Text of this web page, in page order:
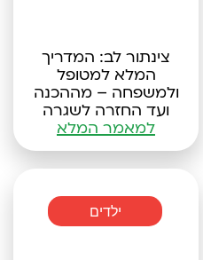
צינתור לב: המדריך
המלא למטופל
ולמשפחה – מההכנה
ועד החזרה לשגרה
למאמר המלא
ילדים